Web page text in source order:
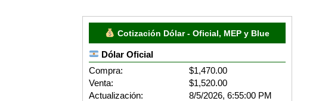
Cotización Dólar - Oficial, MEP y Blue
Dólar Oficial
Compra:
$1,470.00
Venta:
$1,520.00
Actualización:
8/5/2026, 6:55:00 PM